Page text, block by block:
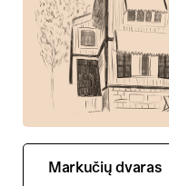
Markučių dvaras